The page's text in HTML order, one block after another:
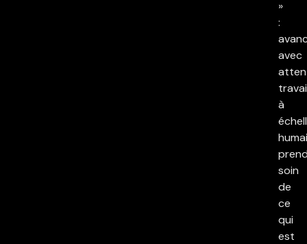
»
:
avec
à
soin
de
ce
qui
est